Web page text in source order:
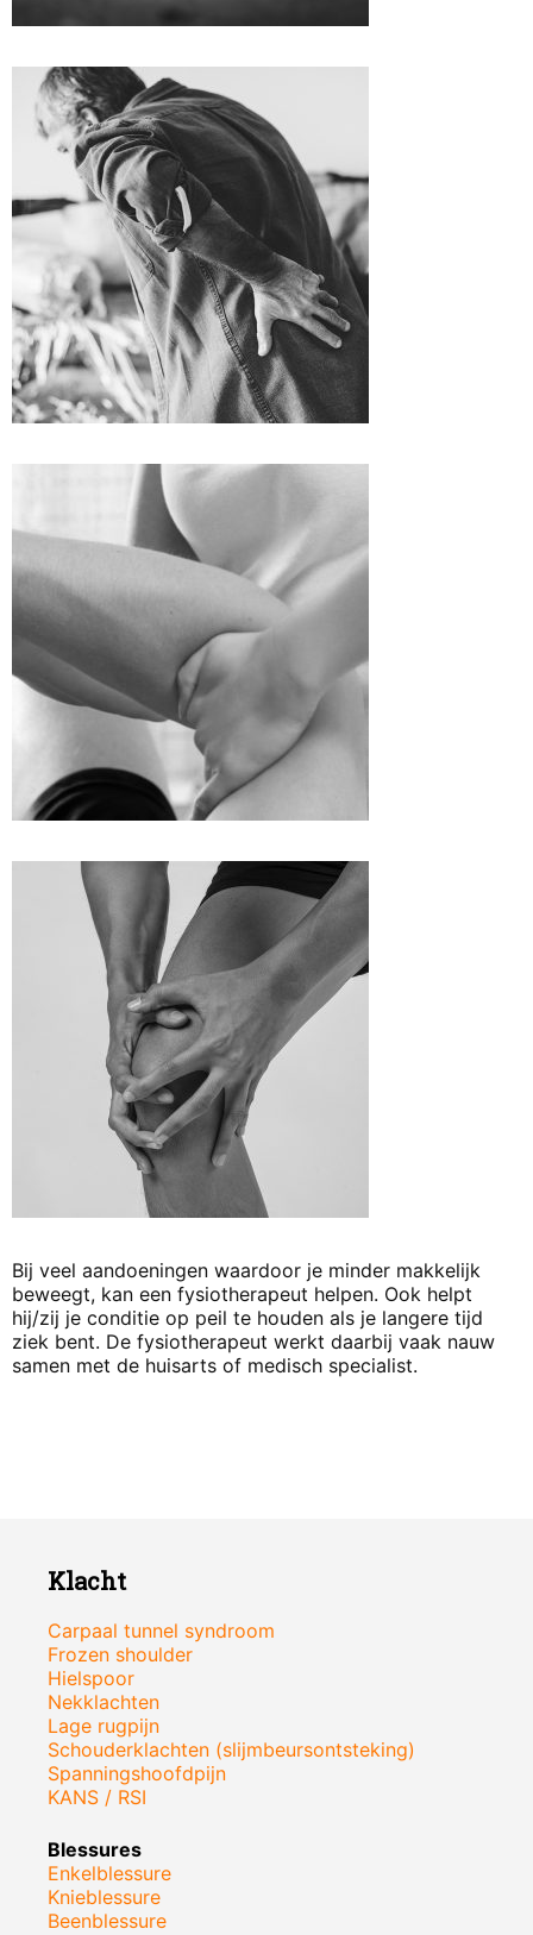
Bij veel aandoeningen waardoor je minder makkelijk
beweegt, kan een fysiotherapeut helpen. Ook helpt
hij/zij je conditie op peil te houden als je langere tijd
ziek bent. De fysiotherapeut werkt daarbij vaak nauw
samen met de huisarts of medisch specialist.
Klacht
Carpaal tunnel syndroom
Frozen shoulder
Hielspoor
Nekklachten
Lage rugpijn
Schouderklachten (slijmbeursontsteking)
Spanningshoofdpijn
KANS / RSI
Blessures
Enkelblessure
Knieblessure
Beenblessure